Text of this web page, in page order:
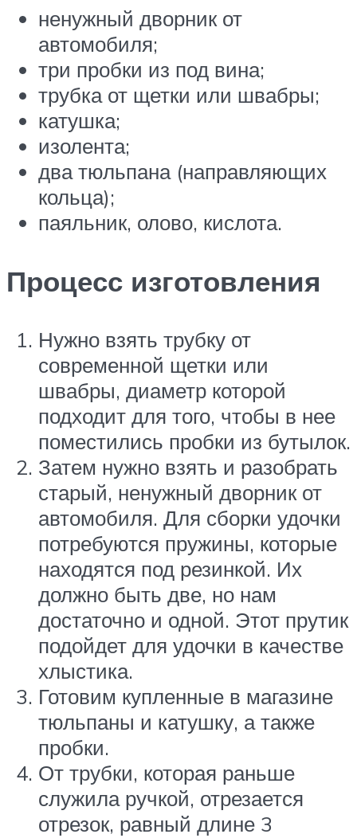
ненужный дворник от
автомобиля;
три пробки из под вина;
трубка от щетки или швабры;
катушка;
изолента;
два тюльпана (направляющих
кольца);
паяльник, олово, кислота.
Процесс изготовления
Нужно взять трубку от
современной щетки или
швабры, диаметр которой
подходит для того, чтобы в нее
поместились пробки из бутылок.
Затем нужно взять и разобрать
старый, ненужный дворник от
автомобиля. Для сборки удочки
потребуются пружины, которые
находятся под резинкой. Их
должно быть две, но нам
достаточно и одной. Этот прутик
подойдет для удочки в качестве
хлыстика.
Готовим купленные в магазине
тюльпаны и катушку, а также
пробки.
От трубки, которая раньше
служила ручкой, отрезается
отрезок, равный длине 3